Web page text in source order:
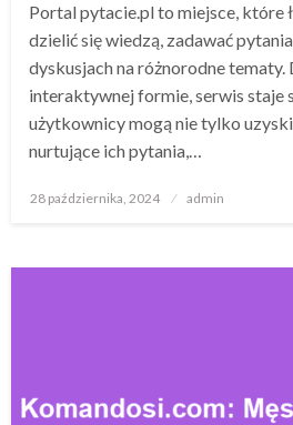
Portal pytacie.pl to miejsce, które
dzielić się wiedzą, zadawać
dyskusjach na różnorodne
interaktywnej formie, serwis staje
użytkownicy mogą nie tylko
nurtujące ich pytania,…
Opublikowane
28 października, 2024 admin